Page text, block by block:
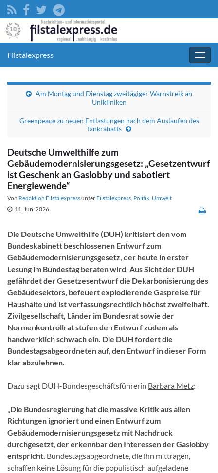
Filstalexpress
Am Montag und Dienstag zweitägiger Warnstreik an
Unikliniken
Greenpeace zu neuen Entlastungen nach dem Auslaufen des
Tankrabatts
Deutsche Umwelthilfe zum
Gebäudemodernisierungsgesetz: „Gesetzentwurf
ist Geschenk an Gaslobby und sabotiert
Energiewende“
Von Redaktion Filstalexpressunter Filstalexpress, Politik, Umwelt
11. Juni 2026
Die Deutsche Umwelthilfe (DUH) kritisiert den vom
Bundeskabinett beschlossenen Entwurf zum
Gebäudemodernisierungsgesetz, der heute in erster
Lesung im Bundestag beraten wird. Aus Sicht der DUH
gefährdet der Gesetzesentwurf die Dekarbonisierung des
Gebäudesektors, befeuert explodierende Gaspreise für
Haushalte und ist verfassungsrechtlich höchst zweifelhaft.
Zivilgesellschaft, Länder im Bundesrat sowie der
Normenkontrollrat stufen den Entwurf zudem als
handwerklich schwach ein. Die DUH fordert die
Bundestagsabgeordneten auf, den Entwurf in dieser Form
klar abzulehnen.
Dazu sagt DUH-Bundesgeschäftsführerin Barbara Metz:
„Die Bundesregierung hat die massive Kritik aus allen
Richtungen ignoriert und einen Entwurf zum
Gebäudemodernisierungsgesetz mit Nachdruck
durchgesetzt, der erkennbar den Interessen der Gaslobby
entspricht. Bundestagsabgeordnete, die ihn mittragen,
schaffen keine Lösung für die populistisch aufgeladene